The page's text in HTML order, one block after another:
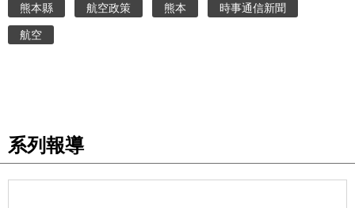
醫療健康
編輯部通知
熊本縣 航空政策 熊本 時事通信新聞
航空
系列報導